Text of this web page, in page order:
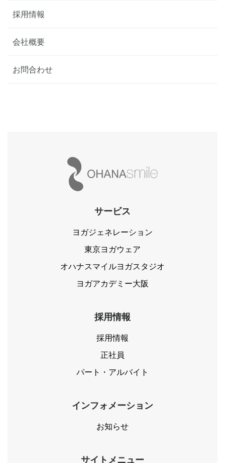
採用情報
会社概要
お問合わせ
サービス
ヨガジェネレーション
東京ヨガウェア
オハナスマイルヨガスタジオ
ヨガアカデミー大阪
採用情報
採用情報
正社員
パート・アルバイト
インフォメーション
お知らせ
サイトメニュー